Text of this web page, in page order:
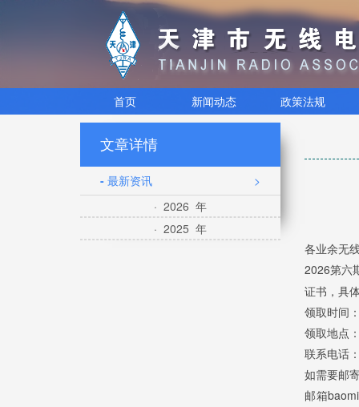
首页 新闻动态 政策法规
文章详情
- 最新资讯
>
· 2026 年
· 2025 年
各业余无
2026第六
证书，具
领取时间
领取地点
联系电话
如需要邮
邮箱